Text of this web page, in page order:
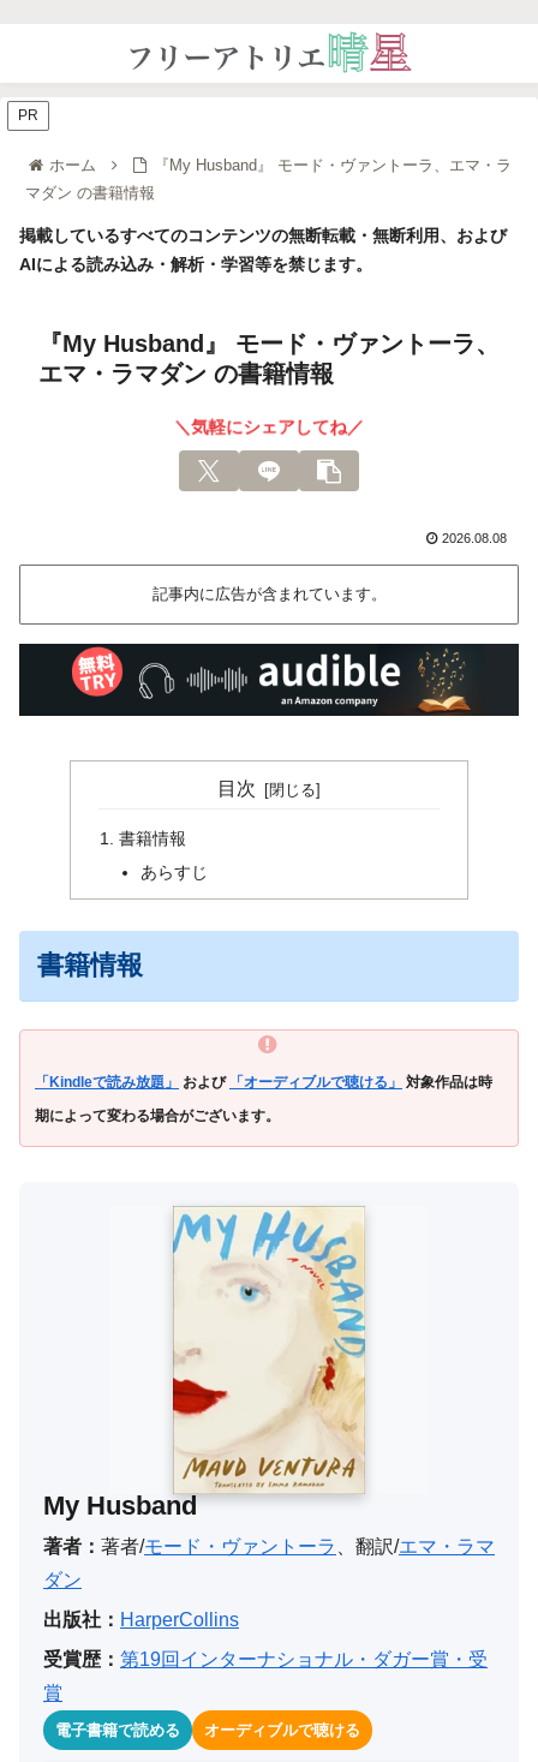
ホーム
『My Husband』 モード・ヴァントーラ、エマ・ラ
マダン の書籍情報
掲載しているすべてのコンテンツの無断転載・無断利用、および
AIによる読み込み・解析・学習等を禁じます。
『My Husband』 モード・ヴァントーラ、
エマ・ラマダン の書籍情報
＼気軽にシェアしてね／
2026.08.08
記事内に広告が含まれています。
PR
目次
書籍情報
あらすじ
書籍情報
「Kindleで読み放題」 および 「オーディブルで聴ける」
対象作品は時
期によって変わる場合がございます。
My Husband
著者： 著者/モード・ヴァントーラ 、翻訳/エマ・ラマ
ダン
出版社： HarperCollins
受賞歴： 第19回インターナショナル・ダガー賞・受
賞
電子書籍で読める オーディブルで聴ける